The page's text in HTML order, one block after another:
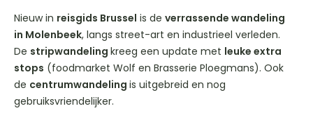
Nieuw in reisgids Brussel is de verrassende wandeling
in Molenbeek, langs street-art en industrieel verleden.
De stripwandeling kreeg een update met leuke extra
stops (foodmarket Wolf en Brasserie Ploegmans). Ook
de centrumwandeling is uitgebreid en nog
gebruiksvriendelijker.